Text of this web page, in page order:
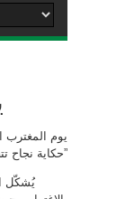
يوم المغترب
“حكاية نجاح تتخطى الحدود”
يُشكّل